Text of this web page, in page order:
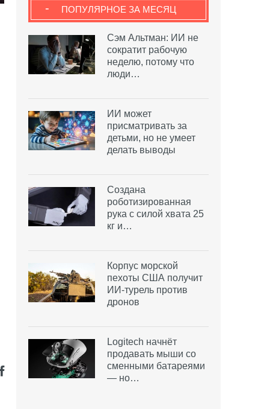
ПОПУЛЯРНОЕ ЗА МЕСЯЦ
-
Сэм Альтман: ИИ не
сократит рабочую
неделю, потому что
люди…
ИИ может
присматривать за
детьми, но не умеет
делать выводы
Создана
роботизированная
рука с силой хвата 25
кг и…
Корпус морской
пехоты США получит
ИИ-турель против
дронов
Logitech начнёт
продавать мыши со
сменными батареями
— но…